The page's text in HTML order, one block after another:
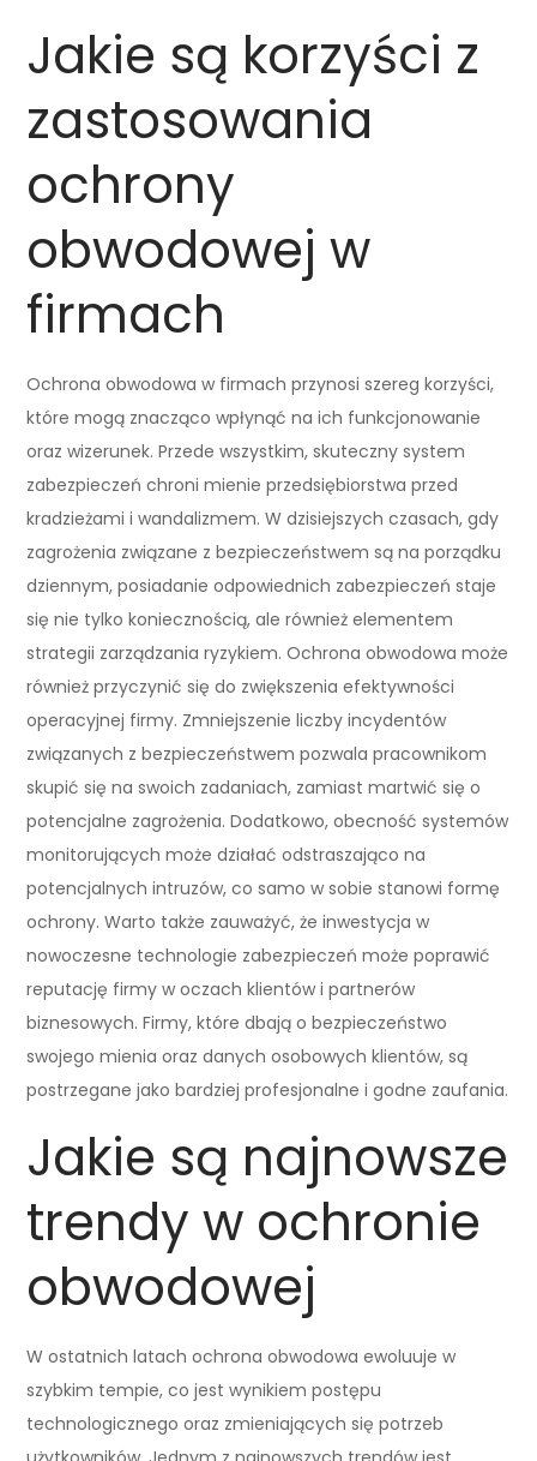
Jakie są korzyści z
zastosowania
ochrony
obwodowej w
firmach
Ochrona obwodowa w firmach przynosi szereg korzyści,
które mogą znacząco wpłynąć na ich funkcjonowanie
oraz wizerunek. Przede wszystkim, skuteczny system
zabezpieczeń chroni mienie przedsiębiorstwa przed
kradzieżami i wandalizmem. W dzisiejszych czasach, gdy
zagrożenia związane z bezpieczeństwem są na porządku
dziennym, posiadanie odpowiednich zabezpieczeń staje
się nie tylko koniecznością, ale również elementem
strategii zarządzania ryzykiem. Ochrona obwodowa może
również przyczynić się do zwiększenia efektywności
operacyjnej firmy. Zmniejszenie liczby incydentów
związanych z bezpieczeństwem pozwala pracownikom
skupić się na swoich zadaniach, zamiast martwić się o
potencjalne zagrożenia. Dodatkowo, obecność systemów
monitorujących może działać odstraszająco na
potencjalnych intruzów, co samo w sobie stanowi formę
ochrony. Warto także zauważyć, że inwestycja w
nowoczesne technologie zabezpieczeń może poprawić
reputację firmy w oczach klientów i partnerów
biznesowych. Firmy, które dbają o bezpieczeństwo
swojego mienia oraz danych osobowych klientów, są
postrzegane jako bardziej profesjonalne i godne zaufania.
Jakie są najnowsze
trendy w ochronie
obwodowej
W ostatnich latach ochrona obwodowa ewoluuje w
szybkim tempie, co jest wynikiem postępu
technologicznego oraz zmieniających się potrzeb